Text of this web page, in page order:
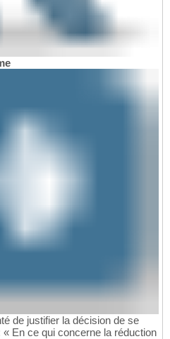
de justifier la décision de se
En ce qui concerne la réduction